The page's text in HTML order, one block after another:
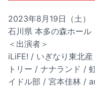
2023年8月19日（土）
石川県 本多の森ホール
＜出演者＞
iLiFE! / いぎなり東北
トリー / ナナランド /
イドル部 / 宮本佳林 /